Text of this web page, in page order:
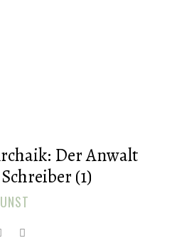
Der Anwalt
(1)